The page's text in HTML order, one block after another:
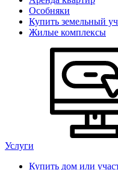
Особняки
Купить земельный
Жилые комплексы
Услуги
Купить дом или